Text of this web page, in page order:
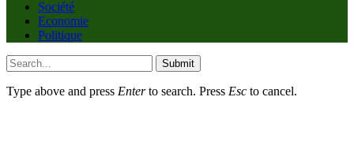
Société
Economie
Politique
Submit
Type above and press Enterto search. Press Esc to cancel.